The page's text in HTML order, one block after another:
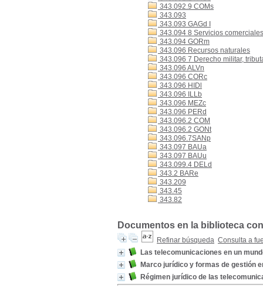
343.092.9 COMs
343.093
343.093 GAGd I
343.094 8 Servicios comerciales
343.094 GORm
343.096 Recursos naturales
343.096 7 Derecho militar,
343.096 ALVn
343.096 CORc
343.096 HIDl
343.096 ILLb
343.096 MEZc
343.096 PERd
343.096.2 COM
343.096.2 GONt
343.096.7SANp
343.097 BAUa
343.097 BAUu
343.099.4 DELd
343.2 BARe
343.209
343.45
343.82
Documentos en la biblioteca
Refinar búsqueda Consulta a
Las telecomunicaciones en un
Marco jurídico y formas de gestión
Régimen jurídico de las